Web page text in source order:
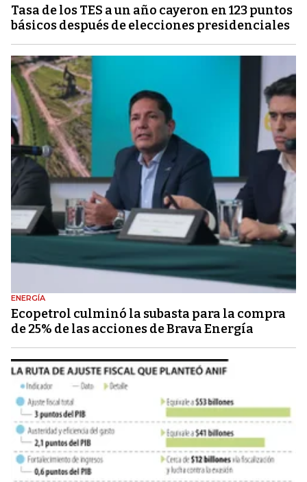
Tasa de los TES a un año cayeron en 123 puntos
básicos después de elecciones presidenciales
ENERGÍA
Ecopetrol culminó la subasta para la compra
de 25% de las acciones de Brava Energía